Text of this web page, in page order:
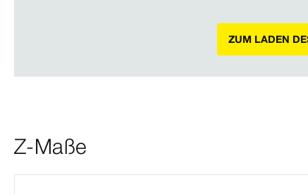
ZUM LADEN
Z-Maße